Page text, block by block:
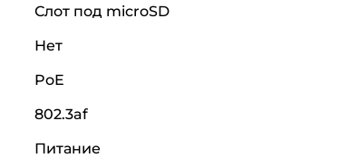
Слот под microSD
Нет
PoE
802.3af
Питание